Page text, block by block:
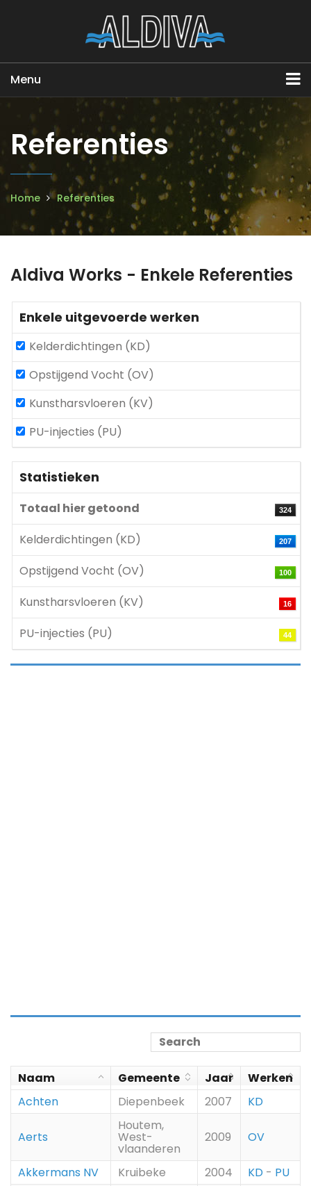
Menu
Referenties
Home Referenties
Aldiva Works - Enkele Referenties
Enkele uitgevoerde werken
Kelderdichtingen (KD)
Opstijgend Vocht (OV)
Kunstharsvloeren (KV)
PU-injecties (PU)
Statistieken
Totaal hier getoond 324
Kelderdichtingen (KD) 207
Opstijgend Vocht (OV) 100
Kunstharsvloeren (KV) 16
PU-injecties (PU) 44
Naam Gemeente Jaar
Werken
Achten
Diepenbeek 2007 KD
Aerts
Houtem,
West-
vlaanderen
2009 OV
Akkermans NV Kruibeke 2004 KD - PU